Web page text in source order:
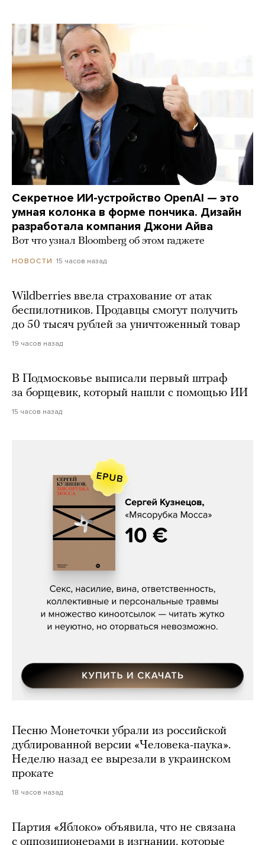
Секретное ИИ-устройство OpenAI — это
умная колонка в форме пончика. Дизайн
разработала компания Джони Айва
Вот что узнал Bloomberg об этом гаджете
НОВОСТИ 15 часов назад
Wildberries ввела страхование от атак
беспилотников. Продавцы смогут получить
до 50 тысяч рублей за уничтоженный товар
19 часов назад
В Подмосковье выписали первый штраф
за борщевик, который нашли с помощью ИИ
15 часов назад
Сергей Кузнецов, «Мясорубка
Песню Монеточки убрали из российской
дублированной версии «Человека-паука».
Неделю назад ее вырезали в украинском
прокате
18 часов назад
Партия «Яблоко» объявила, что не связана
с оппозиционерами в изгнании, которые